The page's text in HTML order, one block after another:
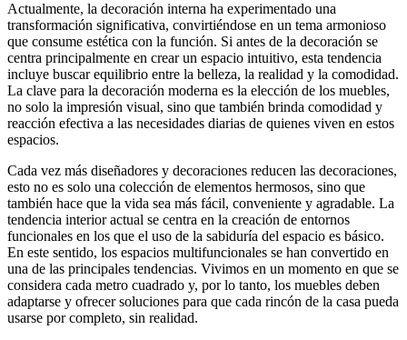
Actualmente, la decoración interna ha experimentado una
transformación significativa, convirtiéndose en un tema armonioso
que consume estética con la función. Si antes de la decoración se
centra principalmente en crear un espacio intuitivo, esta tendencia
incluye buscar equilibrio entre la belleza, la realidad y la comodidad.
La clave para la decoración moderna es la elección de los muebles,
no solo la impresión visual, sino que también brinda comodidad y
reacción efectiva a las necesidades diarias de quienes viven en estos
espacios.
Cada vez más diseñadores y decoraciones reducen las decoraciones,
esto no es solo una colección de elementos hermosos, sino que
también hace que la vida sea más fácil, conveniente y agradable. La
tendencia interior actual se centra en la creación de entornos
funcionales en los que el uso de la sabiduría del espacio es básico.
En este sentido, los espacios multifuncionales se han convertido en
una de las principales tendencias. Vivimos en un momento en que se
considera cada metro cuadrado y, por lo tanto, los muebles deben
adaptarse y ofrecer soluciones para que cada rincón de la casa pueda
usarse por completo, sin realidad.